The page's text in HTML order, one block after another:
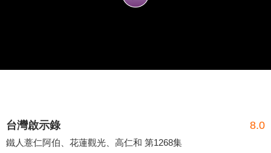
台灣啟示錄 8.0
鐵人薏仁阿伯、花蓮觀光、高仁和 第1268集